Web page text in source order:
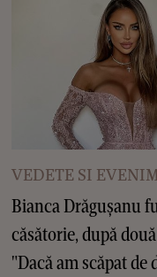
VEDETE SI
Bianca Drăgușanu
căsătorie, după
"Dacă am scăpat de